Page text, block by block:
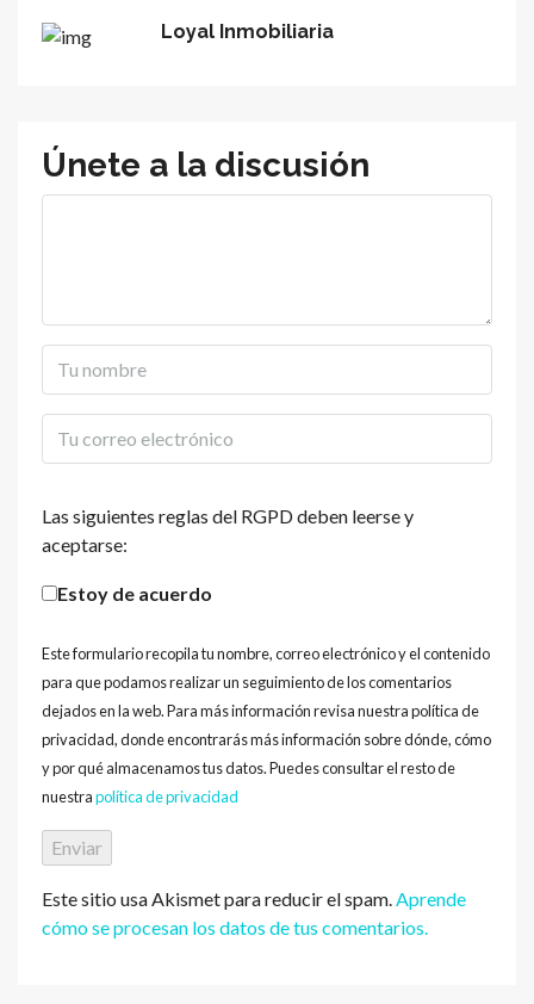
Loyal Inmobiliaria
Únete a la discusión
Las siguientes reglas del RGPD deben leerse y
aceptarse:
Estoy de acuerdo
Este formulario recopila tu nombre, correo electrónico y el contenido
para que podamos realizar un seguimiento de los comentarios
dejados en la web. Para más información revisa nuestra política de
privacidad, donde encontrarás más información sobre dónde, cómo
y por qué almacenamos tus datos. Puedes consultar el resto de
nuestrapolítica de privacidad
Este sitio usa Akismet para reducir el spam.Aprende
cómo se procesan los datos de tus comentarios.